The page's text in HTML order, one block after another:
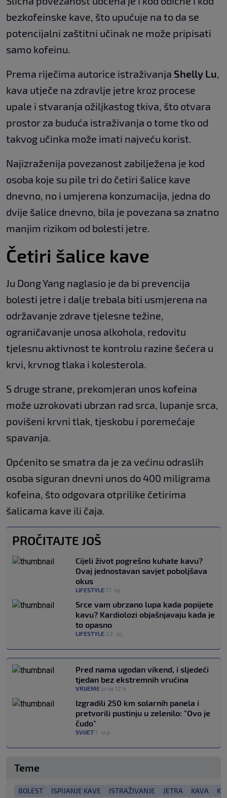
bezkofeinske kave, što upućuje na to da se
potencijalni zaštitni učinak ne može pripisati
samo kofeinu.
Prema riječima autorice istraživanja Shelly Lu
kava utječe na zdravlje jetre kroz procese
upale i stvaranja ožiljkastog tkiva, što otvara
prostor za buduća istraživanja o tome tko od
takvog učinka može imati najveću korist.
Najizraženija povezanost zabilježena je kod
osoba koje su pile tri do četiri šalice kave
dnevno, no i umjerena konzumacija, jedna do
dvije šalice dnevno, bila je povezana sa znatno
manjim rizikom od bolesti jetre.
Četiri šalice kave
Ju Dong Yang naglasio je da bi prevencija
bolesti jetre i dalje trebala biti usmjerena na
održavanje zdrave tjelesne težine,
ograničavanje unosa alkohola, redovitu
tjelesnu aktivnost te kontrolu razine šećera u
krvi, krvnog tlaka i kolesterola.
S druge strane, prekomjeran unos kofeina
može uzrokovati ubrzan rad srca, lupanje srca,
povišeni krvni tlak, tjeskobu i poremećaje
spavanja.
Općenito se smatra da je za većinu odraslih
osoba siguran dnevni unos do 400 miligrama
kofeina, što odgovara otprilike četirima
šalicama kave ili čaja.
PROČITAJTE JOŠ
Cijeli život pogrešno kuhate kavu?
Ovaj jednostavan savjet poboljšava
okus
LIFESTYLE 17. sij.
Srce vam ubrzano lupa kada popijete
kavu? Kardiolozi objašnjavaju kada je
to opasno
LIFESTYLE 22. sij.
Pred nama ugodan vikend, i sljedeći
tjedan bez ekstremnih vrućina
VRIJEME prije 12 h
Izgradili 250 km solarnih panela i
pretvorili pustinju u zelenilo: "Ovo je
čudo"
SVIJET 1. srp.
Teme
BOLEST ISPIJANJE KAVE ISTRAŽIVANJE JETRA KAVA